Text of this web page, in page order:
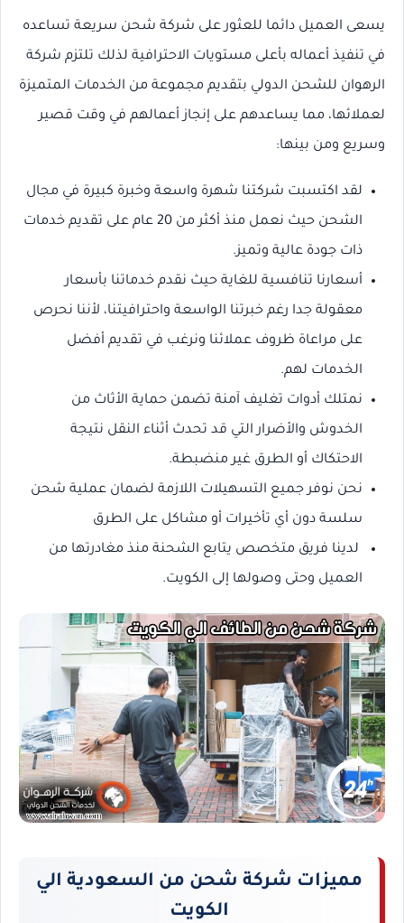
يسعى العميل دائما للعثور على شركة شحن سريعة تساعده
في تنفيذ أعماله بأعلى مستويات الاحترافية لذلك تلتزم شركة
الرهوان للشحن الدولي بتقديم مجموعة من الخدمات المتميزة
لعملائها، مما يساعدهم على إنجاز أعمالهم في وقت قصير
وسريع ومن بينها:
لقد اكتسبت شركتنا شهرة واسعة وخبرة كبيرة في مجال
الشحن حيث نعمل منذ أكثر من 20 عام على تقديم خدمات
ذات جودة عالية وتميز.
أسعارنا تنافسية للغاية حيث نقدم خدماتنا بأسعار
معقولة جدا رغم خبرتنا الواسعة واحترافيتنا، لأننا نحرص
على مراعاة ظروف عملائنا ونرغب في تقديم أفضل
الخدمات لهم.
نمتلك أدوات تغليف آمنة تضمن حماية الأثاث من
الخدوش والأضرار التي قد تحدث أثناء النقل نتيجة
الاحتكاك أو الطرق غير منضبطة.
نحن نوفر جميع التسهيلات اللازمة لضمان عملية شحن
سلسة دون أي تأخيرات أو مشاكل على الطرق
لدينا فريق متخصص يتابع الشحنة منذ مغادرتها من
العميل وحتى وصولها إلى الكويت.
مميزات شركة شحن من السعودية الي
الكويت